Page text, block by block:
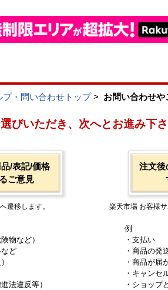
プ・問い合わせトップ> お問い合わせや
びいただき、次へとお進み下さ
/表記/価格
ご意見
遷移します。
物など）
など
法違反等）
注文後
楽天市場 お客様
例
・支払い
・商品の発
・商品が届
・キャンセ
・ショップ